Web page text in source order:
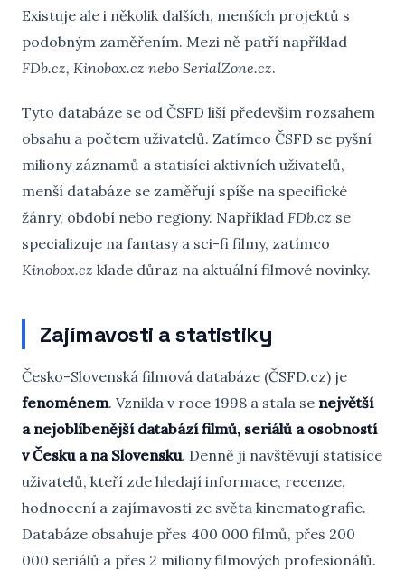
Existuje ale i několik dalších, menších projektů s
podobným zaměřením. Mezi ně patří například
FDb.cz, Kinobox.cz nebo SerialZone.cz.
Tyto databáze se od ČSFD liší především rozsahem
obsahu a počtem uživatelů. Zatímco ČSFD se pyšní
miliony záznamů a statisíci aktivních uživatelů,
menší databáze se zaměřují spíše na specifické
žánry, období nebo regiony. Například FDb.cz se
specializuje na fantasy a sci-fi filmy, zatímco
Kinobox.cz klade důraz na aktuální filmové novinky.
Zajímavosti a statistiky
Česko-Slovenská filmová databáze (ČSFD.cz) je
fenoménem. Vznikla v roce 1998 a stala se největší
a nejoblíbenější databází filmů, seriálů a osobností
v Česku a na Slovensku. Denně ji navštěvují statisíce
uživatelů, kteří zde hledají informace, recenze,
hodnocení a zajímavosti ze světa kinematografie.
Databáze obsahuje přes 400 000 filmů, přes 200
000 seriálů a přes 2 miliony filmových profesionálů.